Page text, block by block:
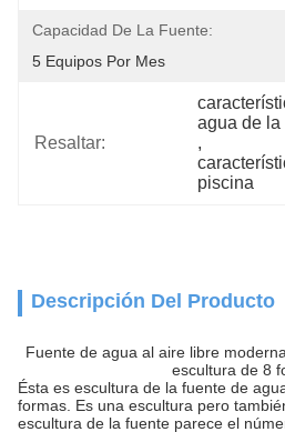
Capacidad De La Fuente:
5 Equipos Por Mes
Resaltar:
agua de
,
piscina
Descripción Del Producto
Fuente de agua al aire libre
escultura de 8
Ésta es escultura de la fuente de
formas. Es una escultura pero
escultura de la fuente parece el